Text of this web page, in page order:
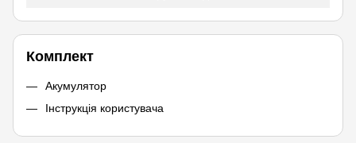
Комплект
Акумулятор
Інструкція користувача